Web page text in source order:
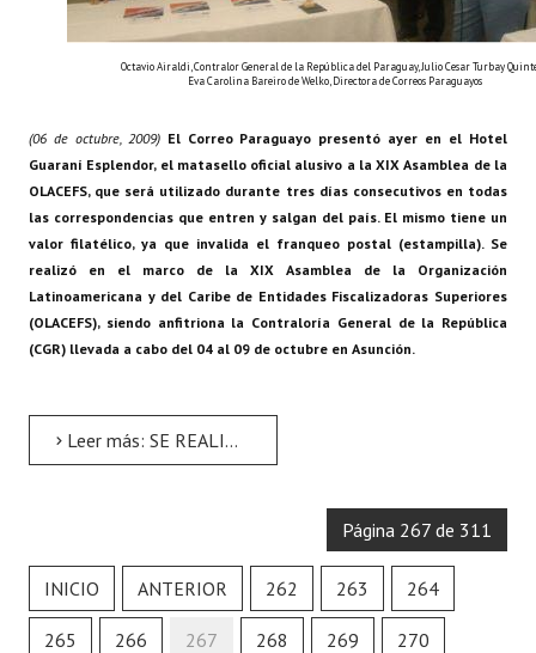
Octavio Airaldi, Contralor General de la República del Paraguay, Julio Cesar Turbay
Eva Carolina Bareiro de Welko, Directora de Correos Paraguayos
(06 de octubre, 2009)El Correo Paraguayo presentó ayer en el Hotel
Guaraní Esplendor, el matasello oficial alusivo a la XIX Asamblea de la
OLACEFS, que será utilizado durante tres días consecutivos en todas
las correspondencias que entren y salgan del país. El mismo tiene un
valor filatélico, ya que invalida el franqueo postal (estampilla). Se
realizó en el marco de la XIX Asamblea de la Organización
Latinoamericana y del Caribe de Entidades Fiscalizadoras Superiores
(OLACEFS), siendo anfitriona la Contraloría General de la República
(CGR) llevada a cabo del 04 al 09 de octubre en Asunción.
Leer más: SE REALIZÓ EN EL HOTEL GUARANÍ ESPLENDOR
Página 267 de 311
INICIO ANTERIOR 262 263 264
265 266 267 268 269 270